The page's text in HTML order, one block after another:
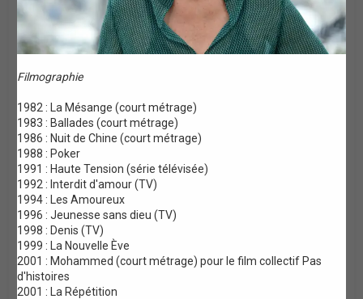
Filmographie
1982 : La Mésange (court métrage)
1983 : Ballades (court métrage)
1986 : Nuit de Chine (court métrage)
1988 : Poker
1991 : Haute Tension (série télévisée)
1992 : Interdit d'amour (TV)
1994 : Les Amoureux
1996 : Jeunesse sans dieu (TV)
1998 : Denis (TV)
1999 : La Nouvelle Ève
2001 : Mohammed (court métrage) pour le film collectif Pas
d'histoires
2001 : La Répétition